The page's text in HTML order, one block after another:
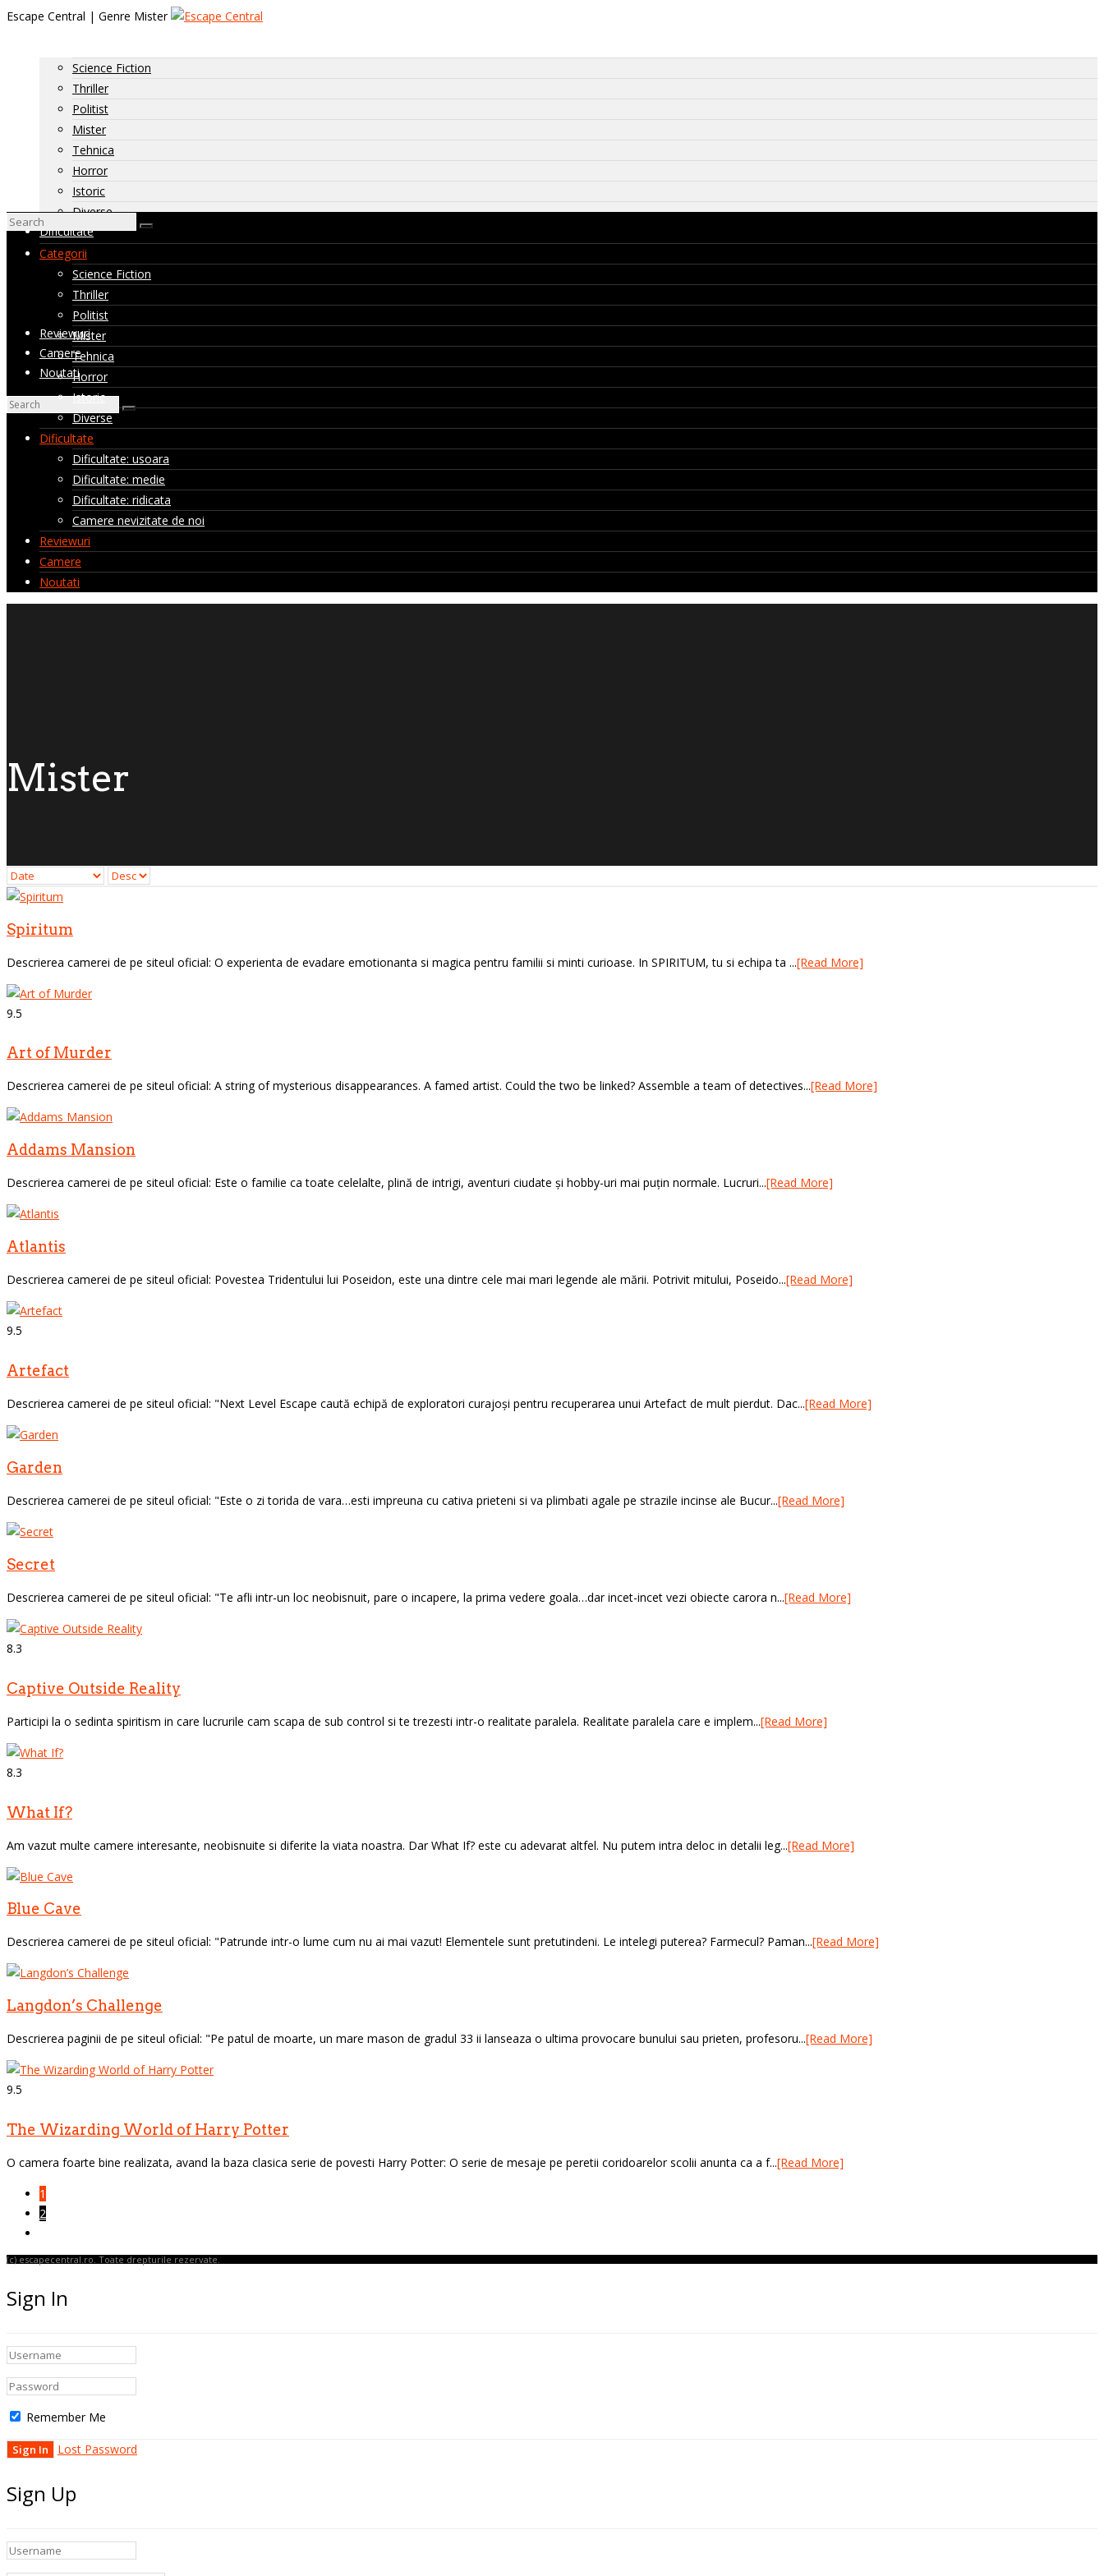
Escape Central | Genre Mister
Science Fiction
Thriller
Politist
Mister
Tehnica
Horror
Istoric
Diverse
Dificultate
Dificultate: usoara
Dificultate: medie
Dificultate: ridicata
Camere nevizitate de noi
Reviewuri
Camere
Noutati
Categorii
Science Fiction
Thriller
Politist
Mister
Tehnica
Horror
Istoric
Diverse
Dificultate
Dificultate: usoara
Dificultate: medie
Dificultate: ridicata
Camere nevizitate de noi
Reviewuri
Camere
Noutati
Mister
Spiritum
Descrierea camerei de pe siteul oficial: O experienta de evadare emotionanta si magica pentru familii si minti curioase. In SPIRITUM, tu si echipa ta ...[Read More]
9.5
Art of Murder
Descrierea camerei de pe siteul oficial: A string of mysterious disappearances. A famed artist. Could the two be linked? Assemble a team of detectives...[Read More]
Addams Mansion
Descrierea camerei de pe siteul oficial: Este o familie ca toate celelalte, plină de intrigi, aventuri ciudate și hobby-uri mai puțin normale. Lucruri...[Read More]
Atlantis
Descrierea camerei de pe siteul oficial: Povestea Tridentului lui Poseidon, este una dintre cele mai mari legende ale mării. Potrivit mitului, Poseido...[Read More]
9.5
Artefact
Descrierea camerei de pe siteul oficial: "Next Level Escape caută echipă de exploratori curajoși pentru recuperarea unui Artefact de mult pierdut. Dac...[Read More]
Garden
Descrierea camerei de pe siteul oficial: "Este o zi torida de vara…esti impreuna cu cativa prieteni si va plimbati agale pe strazile incinse ale Bucur...[Read More]
Secret
Descrierea camerei de pe siteul oficial: "Te afli intr-un loc neobisnuit, pare o incapere, la prima vedere goala…dar incet-incet vezi obiecte carora n...[Read More]
8.3
Captive Outside Reality
Participi la o sedinta spiritism in care lucrurile cam scapa de sub control si te trezesti intr-o realitate paralela. Realitate paralela care e implem...[Read More]
8.3
What If?
Am vazut multe camere interesante, neobisnuite si diferite la viata noastra. Dar What If? este cu adevarat altfel. Nu putem intra deloc in detalii leg...[Read More]
Blue Cave
Descrierea camerei de pe siteul oficial: "Patrunde intr-o lume cum nu ai mai vazut! Elementele sunt pretutindeni. Le intelegi puterea? Farmecul? Paman...[Read More]
Langdon’s Challenge
Descrierea paginii de pe siteul oficial: "Pe patul de moarte, un mare mason de gradul 33 ii lanseaza o ultima provocare bunului sau prieten, profesoru...[Read More]
9.5
The Wizarding World of Harry Potter
O camera foarte bine realizata, avand la baza clasica serie de povesti Harry Potter: O serie de mesaje pe peretii coridoarelor scolii anunta ca a f...[Read More]
1
2
(c) escapecentral.ro. Toate drepturile rezervate.
Sign In
Remember Me
Lost Password
Sign Up